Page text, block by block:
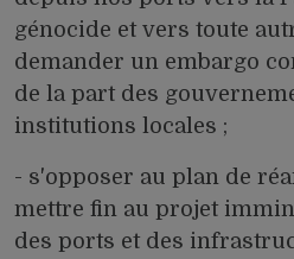
génocide et vers toute
demander un embargo
de la part des
institutions locales ;
- s'opposer au plan de
mettre fin au projet
des ports et des